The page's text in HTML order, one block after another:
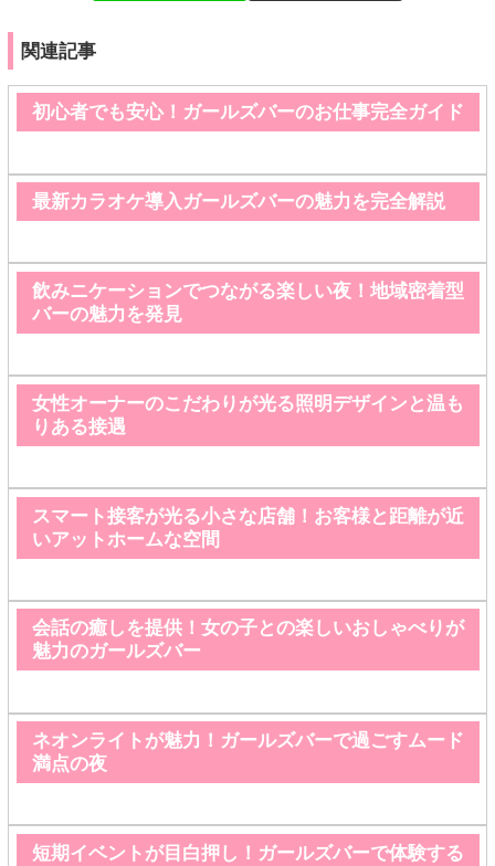
関連記事
初心者でも安心！ガールズバーのお仕事完全ガイド
最新カラオケ導入ガールズバーの魅力を完全解説
飲みニケーションでつながる楽しい夜！地域密着型
バーの魅力を発見
女性オーナーのこだわりが光る照明デザインと温も
りある接遇
スマート接客が光る小さな店舗！お客様と距離が近
いアットホームな空間
会話の癒しを提供！女の子との楽しいおしゃべりが
魅力のガールズバー
ネオンライトが魅力！ガールズバーで過ごすムード
満点の夜
短期イベントが目白押し！ガールズバーで体験する